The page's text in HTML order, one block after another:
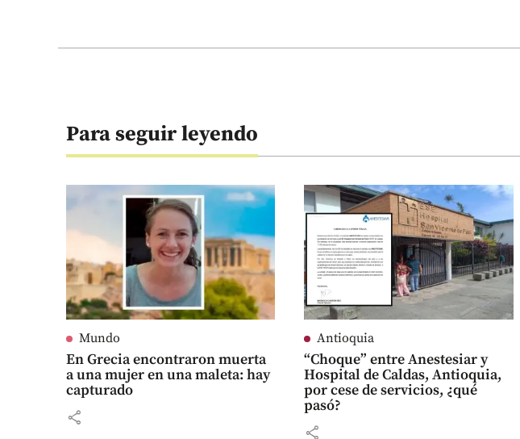
Para seguir leyendo
Mundo
En Grecia encontraron muerta
a una mujer en una maleta: hay
capturado
share
Antioquia
“Choque” entre Anestesiar y
Hospital de Caldas, Antioquia,
por cese de servicios, ¿qué
pasó?
share